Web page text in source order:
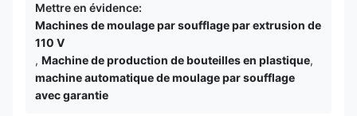
Mettre en évidence:
Machines de moulage par soufflage par extrusion de
110 V
, Machine de production de bouteilles en plastique,
machine automatique de moulage par soufflage
avec garantie